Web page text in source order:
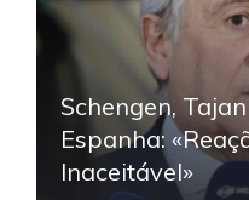
Schengen,
Espanha:
Inaceitável»